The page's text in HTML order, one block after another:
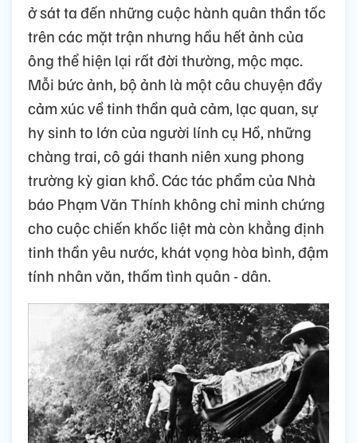
ở sát ta đến những cuộc hành quân thần tốc
trên các mặt trận nhưng hầu hết ảnh của
ông thể hiện lại rất đời thường, mộc mạc.
Mỗi bức ảnh, bộ ảnh là một câu chuyện đầy
cảm xúc về tinh thần quả cảm, lạc quan, sự
hy sinh to lớn của người lính cụ Hồ, những
chàng trai, cô gái thanh niên xung phong
trường kỳ gian khổ. Các tác phẩm của Nhà
báo Phạm Văn Thính không chỉ minh chứng
cho cuộc chiến khốc liệt mà còn khẳng định
tinh thần yêu nước, khát vọng hòa bình, đậm
tính nhân văn, thấm tình quân - dân.